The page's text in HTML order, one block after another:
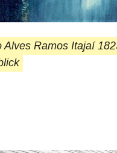
Alves Ramos Itajaí